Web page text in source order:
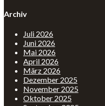
Archiv
Juli 2026
Juni 2026
Mai 2026
April 2026
März 2026
Dezember 2025
November 2025
Oktober 2025